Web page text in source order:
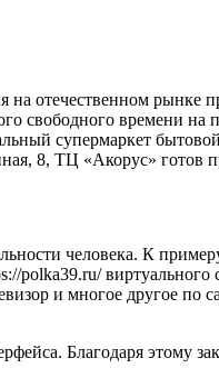
отечественном рынке
времени на
супермаркет
8, ТЦ «Акорус» готов
человека. К
и многое другое по
Благодаря этому